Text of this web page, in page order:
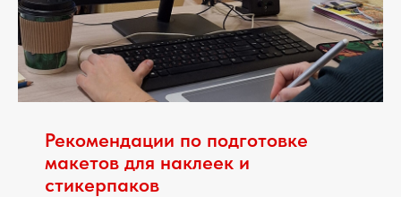
Рекомендации по подготовке
макетов для наклеек и
стикерпаков